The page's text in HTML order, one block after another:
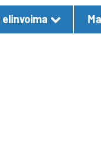
elinvoima